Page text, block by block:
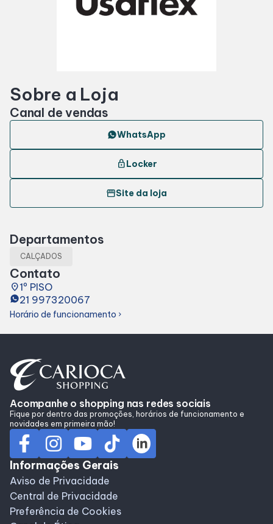
Cinema
Lojas e Restaurantes
Lojas
Alimentação
Sobre a Loja
Canal de vendas
WhatsApp
lockLocker
storefrontSite da loja
Departamentos
CALÇADOS
Contato
place1º PISO
21 997320067
Horário de funcionamento chevron_right
Acompanhe o shopping nas redes sociais
Fique por dentro das promoções, horários de funcionamento e
novidades em primeira mão!
Informações Gerais
Aviso de Privacidade
Central de Privacidade
Preferência de Cookies